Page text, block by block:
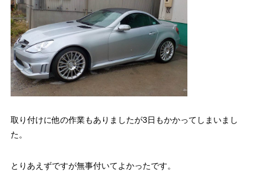
取り付けに他の作業もありましたが3日もかかってしまいまし
た。
とりあえずですが無事付いてよかったです。